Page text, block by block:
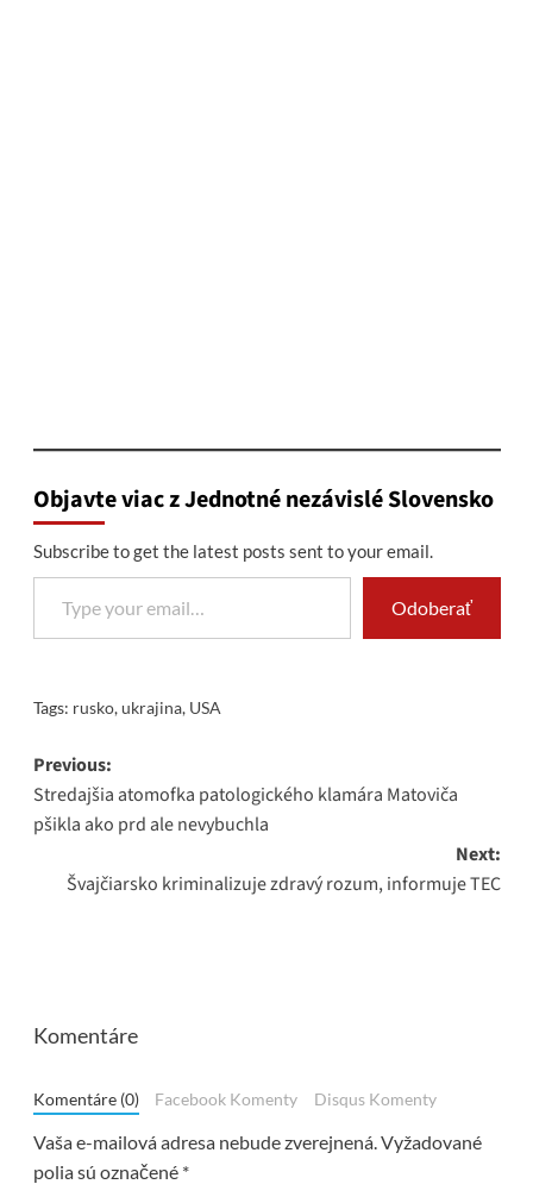
Objavte viac z Jednotné nezávislé Slovensko
Subscribe to get the latest posts sent to your email.
Type your email…
Odoberať
Tags: rusko,ukrajina, USA
Post
navigation
Previous:
Stredajšia atomofka patologického klamára Matoviča
pšikla ako prd ale nevybuchla
Next:
Švajčiarsko kriminalizuje zdravý rozum, informuje TEC
Komentáre
Komentáre (0) Facebook Komenty Disqus Komenty
Vaša e-mailová adresa nebude zverejnená.Vyžadované
polia sú označené *